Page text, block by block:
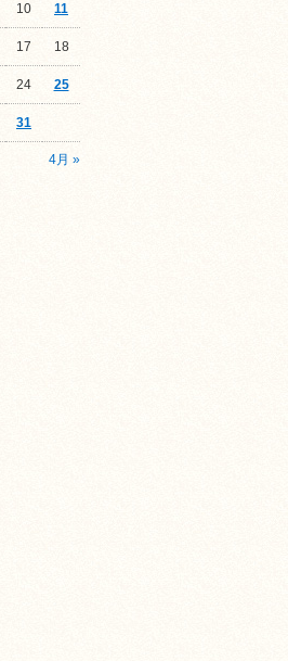
4月 »
10 11
17 18
24 25
31